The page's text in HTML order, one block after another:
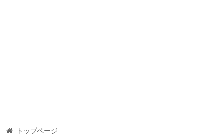
トップページ